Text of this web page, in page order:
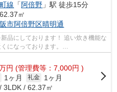
線 「 阿倍野 」駅 徒歩15分
㎡
市阿倍野区晴明通
ります！ 追い炊き機能な
になっております。
円 (管理費等：7,000円 )
1ヶ月 礼金
1ヶ月
3LDK / 62.37㎡